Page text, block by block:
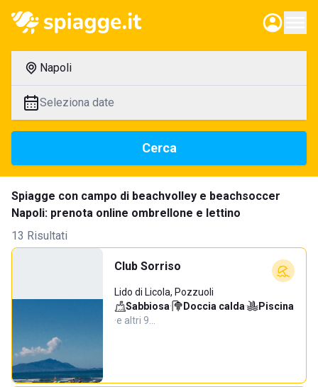
Napoli
Seleziona date
Cerca
Spiagge con campo di beachvolley e beachsoccer
Napoli: prenota online ombrellone e lettino
13 Risultati
Club Sorriso
Lido di Licola, Pozzuoli
Sabbiosa· Doccia calda·
Piscina
·e altri 9…